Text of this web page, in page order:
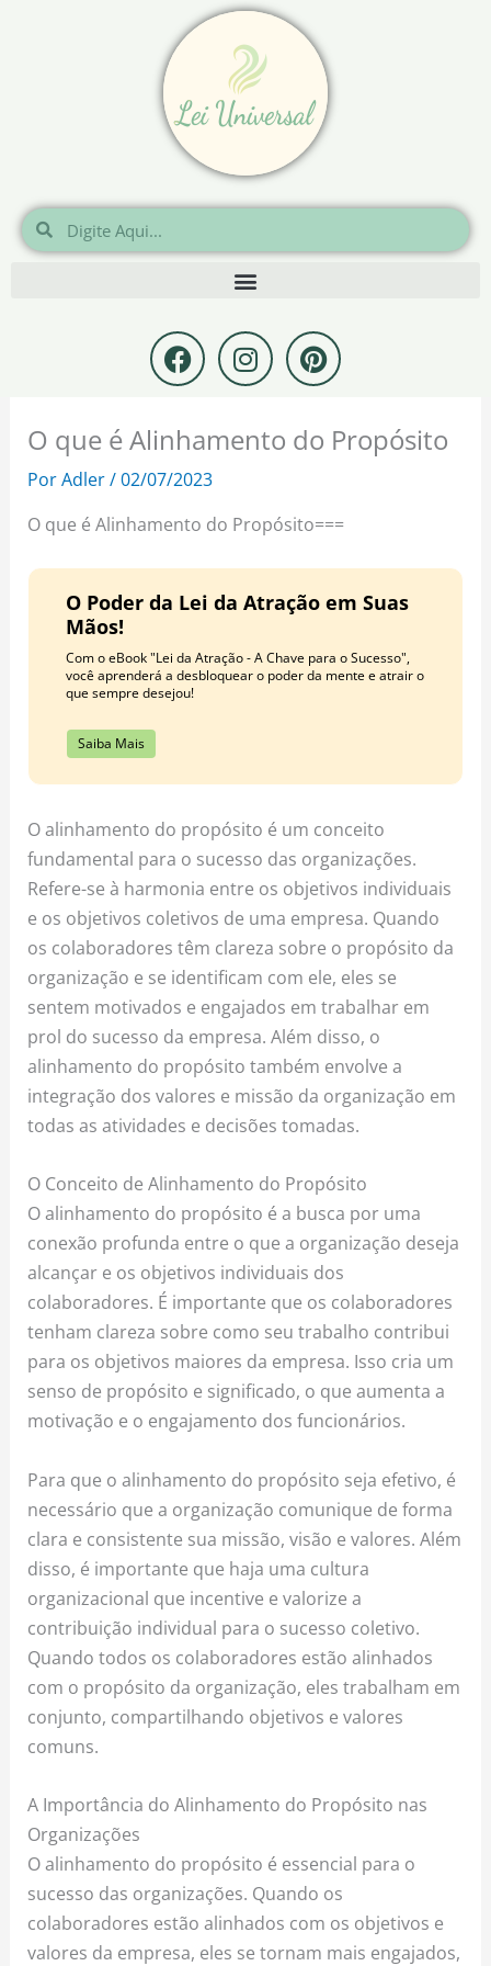
Pesquisar
Pesquisar
F
a
c
e
b
o
k
I
n
s
t
a
a
m
P
i
n
t
e
s
t
O que é Alinhamento do Propósito
PorAdler/02/07/2023
O que é Alinhamento do Propósito===
O Poder da Lei da Atração em Suas
Mãos!
Com o eBook "Lei da Atração - A Chave para o Sucesso",
você aprenderá a desbloquear o poder da mente e atrair o
que sempre desejou!
Saiba Mais
O alinhamento do propósito é um conceito
fundamental para o sucesso das organizações.
Refere-se à harmonia entre os objetivos individuais
e os objetivos coletivos de uma empresa. Quando
os colaboradores têm clareza sobre o propósito da
organização e se identificam com ele, eles se
sentem motivados e engajados em trabalhar em
prol do sucesso da empresa. Além disso, o
alinhamento do propósito também envolve a
integração dos valores e missão da organização em
todas as atividades e decisões tomadas.
O Conceito de Alinhamento do Propósito
O alinhamento do propósito é a busca por uma
conexão profunda entre o que a organização deseja
alcançar e os objetivos individuais dos
colaboradores. É importante que os colaboradores
tenham clareza sobre como seu trabalho contribui
para os objetivos maiores da empresa. Isso cria um
senso de propósito e significado, o que aumenta a
motivação e o engajamento dos funcionários.
Para que o alinhamento do propósito seja efetivo, é
necessário que a organização comunique de forma
clara e consistente sua missão, visão e valores. Além
disso, é importante que haja uma cultura
organizacional que incentive e valorize a
contribuição individual para o sucesso coletivo.
Quando todos os colaboradores estão alinhados
com o propósito da organização, eles trabalham em
conjunto, compartilhando objetivos e valores
comuns.
A Importância do Alinhamento do Propósito nas
Organizações
O alinhamento do propósito é essencial para o
sucesso das organizações. Quando os
colaboradores estão alinhados com os objetivos e
valores da empresa, eles se tornam mais engajados,